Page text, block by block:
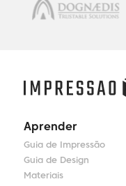
Aprender
Guia de Impressão
Guia de Design
Materiais